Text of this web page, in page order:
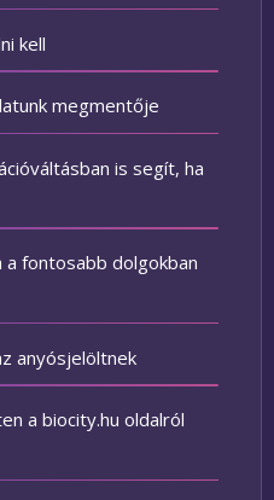
kell
megmentője
is segít, ha
a fontosabb dolgokban
anyósjelöltnek
a biocity.hu oldalról